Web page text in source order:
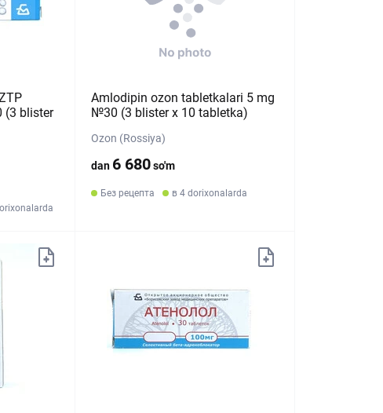
blister
Amlodipin ozon tabletkalari 5 mg
№30 (3 blister х 10 tabletka)
Ozon (Rossiya)
dan 6 680so'm
Без рецепта в 4 dorixonalarda